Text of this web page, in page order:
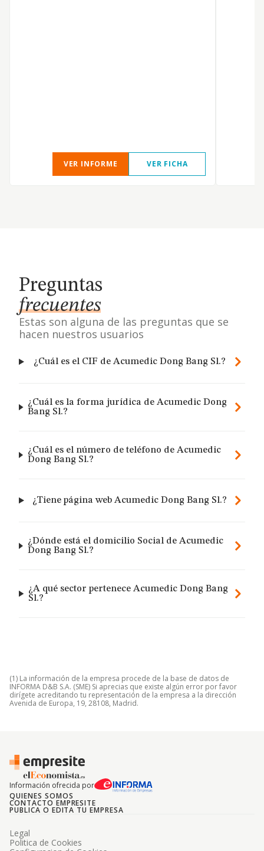
VER INFORME VER FICHA
Preguntas
frecuentes
Estas son alguna de las preguntas que se
hacen nuestros usuarios
¿Cuál es el CIF de Acumedic Dong Bang Sl.?
¿Cuál es la forma jurídica de Acumedic Dong
Bang Sl.?
¿Cuál es el número de teléfono de Acumedic
Dong Bang Sl.?
¿Tiene página web Acumedic Dong Bang Sl.?
¿Dónde está el domicilio Social de Acumedic
Dong Bang Sl.?
¿A qué sector pertenece Acumedic Dong Bang
Sl.?
(1) La información de la empresa procede de la base de datos de
INFORMA D&B S.A. (SME) Si aprecias que existe algún error por favor
dirígete acreditando tu representación de la empresa a la dirección
Avenida de Europa, 19, 28108, Madrid.
Información ofrecida por
QUIENES SOMOS
CONTACTO EMPRESITE
PUBLICA O EDITA TU EMPRESA
Legal
Politica de Cookies